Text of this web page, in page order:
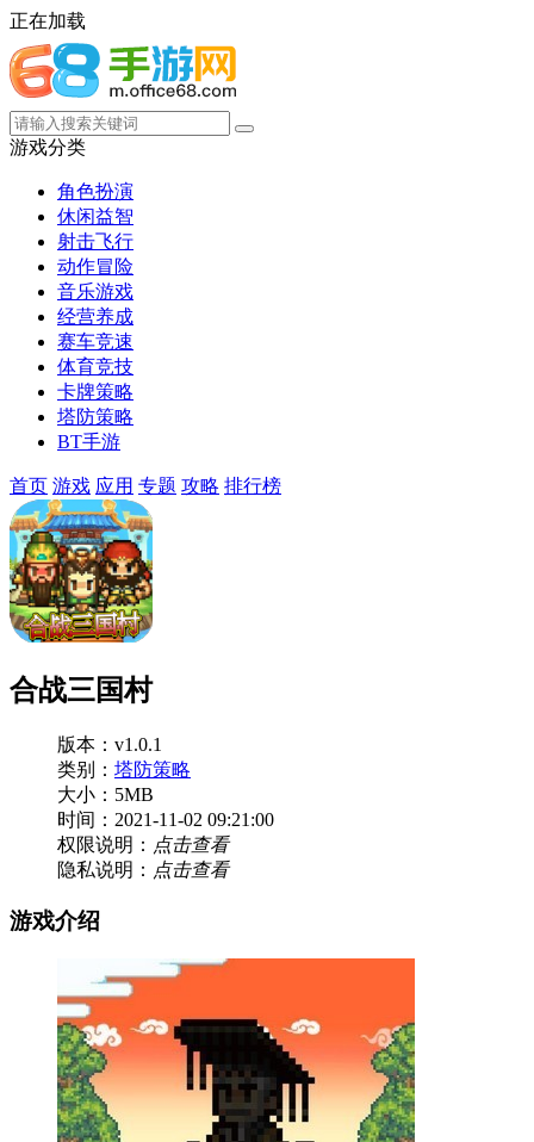
正在加载
游戏分类
角色扮演
休闲益智
射击飞行
动作冒险
音乐游戏
经营养成
赛车竞速
体育竞技
卡牌策略
塔防策略
BT手游
首页 游戏 应用 专题 攻略 排行榜
合战三国村
版本：v1.0.1
类别： 塔防策略
大小：5MB
时间：2021-11-02 09:21:00
权限说明： 点击查看
隐私说明： 点击查看
游戏介绍